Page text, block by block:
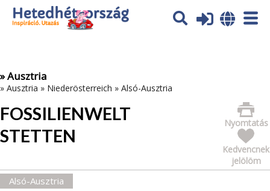
Az oldal sütiket (cookies) használ. További tájékoztatás itt:
Adatvédelmi tájékoztató
» Ausztria
» Ausztria » Niederösterreich » Alsó-Ausztria
FOSSILIENWELT
STETTEN
Nyomtatás
Kedvencnek
jelölöm
Alsó-Ausztria